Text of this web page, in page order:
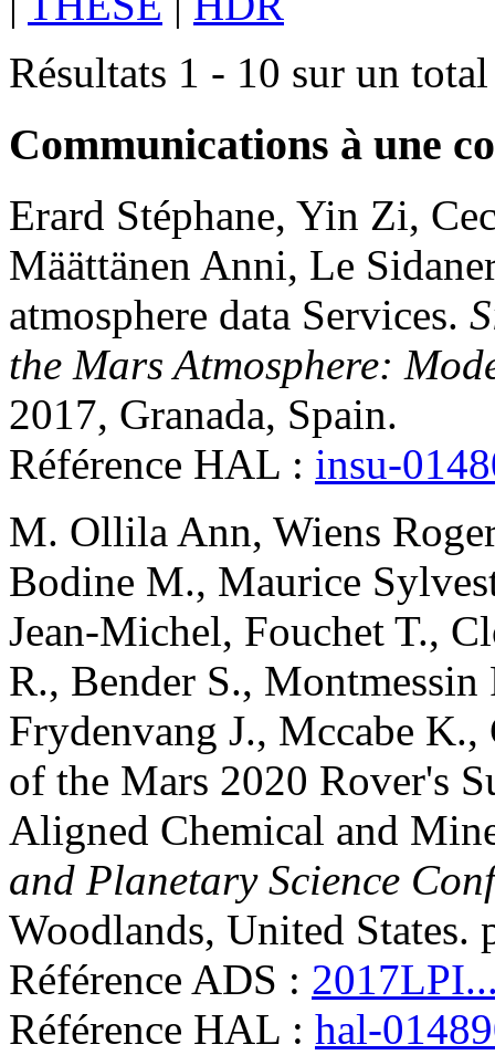
Résultats 1 - 10 sur un
Communications à une
Erard Stéphane, Yin Zi,
Määttänen Anni, Le
atmosphere data Services.
the Mars Atmosphere:
2017, Granada, Spain.
Référence HAL : insu-
M. Ollila Ann, Wiens
Bodine M., Maurice
Jean-Michel, Fouchet T.,
R., Bender S., Montmessin
Frydenvang J., Mccabe K.,
of the Mars 2020 Rover's
Aligned Chemical and
and Planetary Science
Woodlands, United States.
Référence ADS :
Référence HAL : hal-